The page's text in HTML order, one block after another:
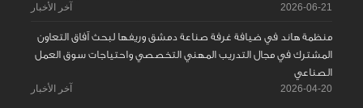
2026-06-21 آخر الأخبار
منظمة هاند في ضيافة غرفة صناعة دمشق وريفها لبحث آفاق التعاون
المشترك في مجال التدريب المهني التخصصي واحتياجات سوق العمل
الصناعي
2026-04-20 آخر الأخبار